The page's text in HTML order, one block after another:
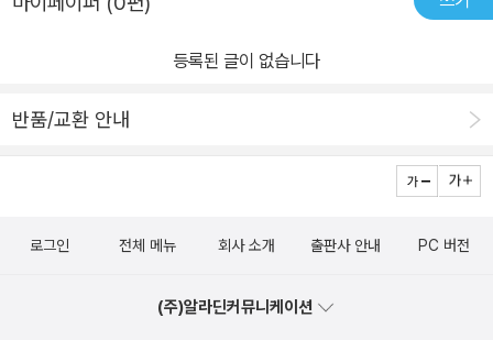
등록된 글이 없습니다
반품/교환 안내
로그인 전체 메뉴 회사 소개 출판사 안내 PC 버전
(주)알라딘커뮤니케이션